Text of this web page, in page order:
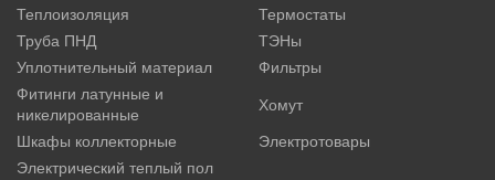
Теплоизоляция
Термостаты
Труба ПНД
ТЭНы
Уплотнительный материал
Фильтры
Фитинги латунные и
никелированные
Хомут
Шкафы коллекторные
Электротовары
Электрический теплый пол